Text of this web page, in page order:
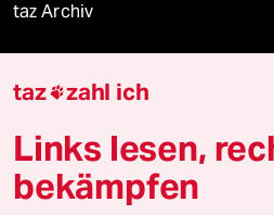
taz Archiv
Mehr taz Angebote
Reisen
taz zahl ich
Links lesen,
bekämpfen